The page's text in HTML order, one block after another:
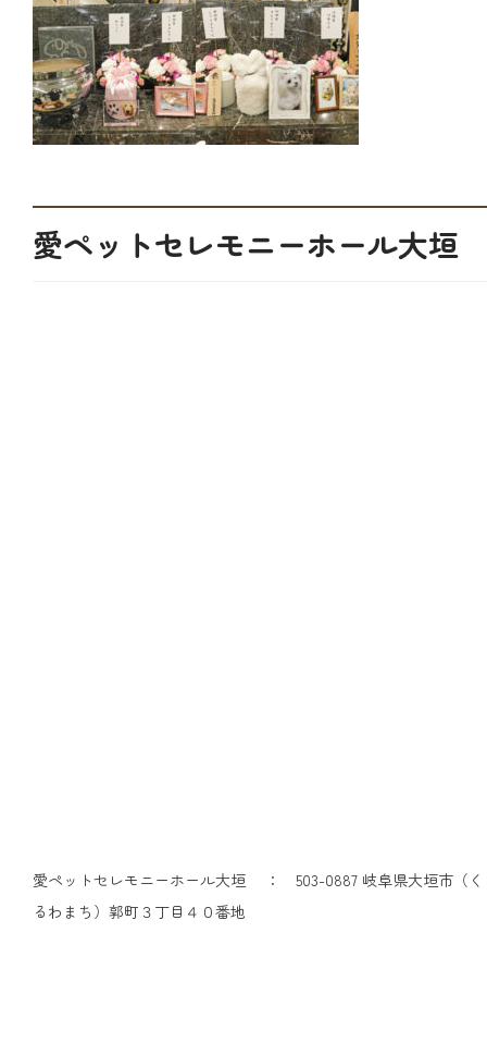
愛ペットセレモニーホール大垣
愛ペットセレモニーホール大垣 ： 503-0887 岐阜県大垣市（く
るわまち）郭町３丁目４０番地